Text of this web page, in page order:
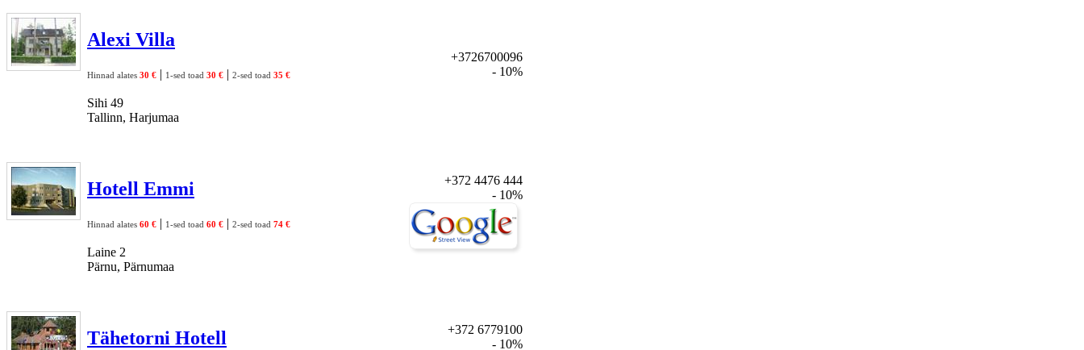
Alexi Villa
Hinnad alates 30 € | 1-sed toad 30 € | 2-sed toad 35 €
Sihi 49
Tallinn, Harjumaa
+3726700096
- 10%
Hotell Emmi
Hinnad alates 60 € | 1-sed toad 60 € | 2-sed toad 74 €
Laine 2
Pärnu, Pärnumaa
+372 4476 444
- 10%
Tähetorni Hotell
+372 6779100
- 10%